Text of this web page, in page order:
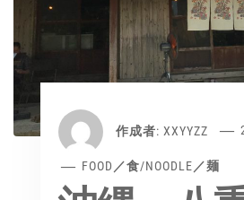
作成者: XXYYZZ
FOOD／食/NOODLE／麺